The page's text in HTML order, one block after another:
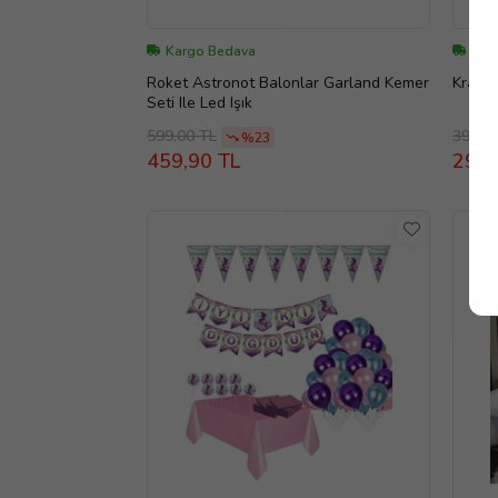
Kargo Bedava
Roket Astronot Balonlar Garland Kemer
Seti Ile Led Işık
599,00 TL
%23
459,90 TL
Kral
399,89